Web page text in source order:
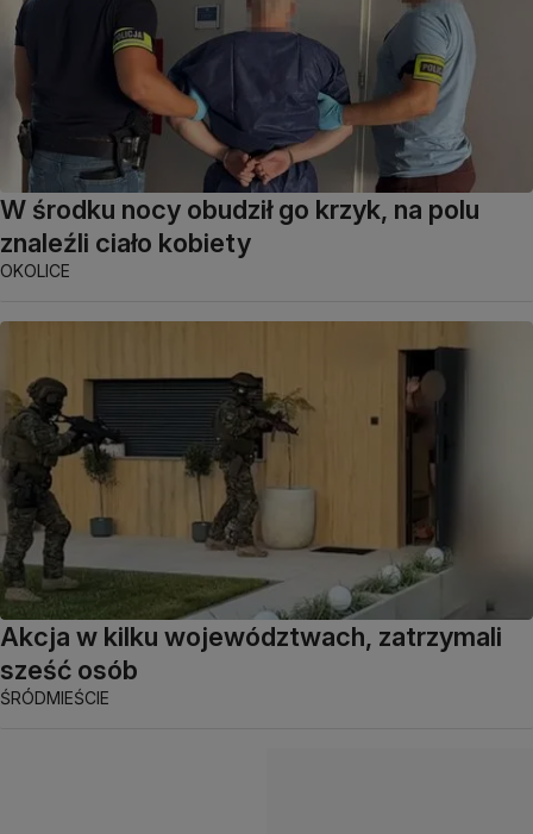
W środku nocy obudził go krzyk, na polu
znaleźli ciało kobiety
OKOLICE
Akcja w kilku województwach, zatrzymali
sześć osób
ŚRÓDMIEŚCIE